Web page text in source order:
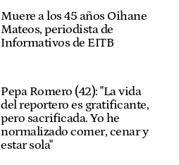
Muere a los 45 años Oihane
Mateos, periodista de
Informativos de EITB
Pepa Romero (42): "La vida
del reportero es gratificante,
pero sacrificada. Yo he
normalizado comer, cenar y
estar sola"